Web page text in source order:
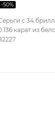
с 34
карат из
-50%